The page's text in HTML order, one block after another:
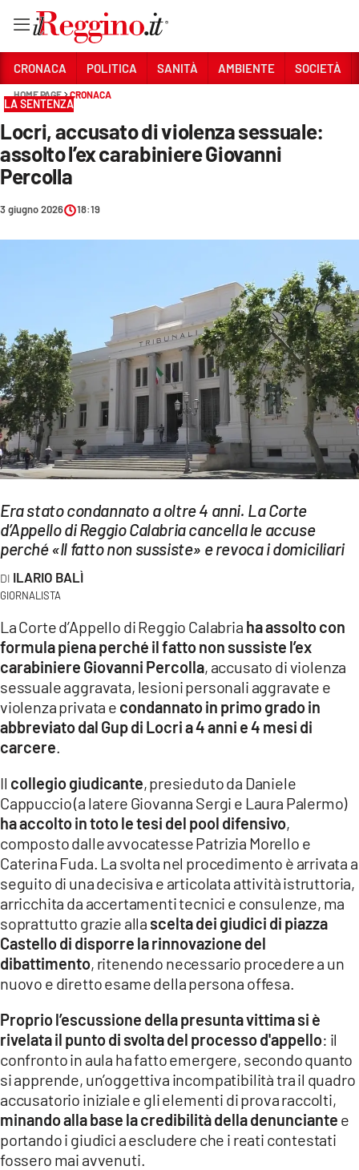
Sezioni
CRONACA
POLITICA
SANITÀ
AMBIENTE
ECONOMIA E LAVORO
EVENTI
SPORT
Streaming
LAC NETWORK
LAC ONAIR
LaC
LACPLAY.IT
LACTV.IT
LACONAIR.IT
LACITYMAG.IT
ILREGGINO.IT
COSENZACHANNEL.IT
ILVIBONESE.IT
CATANZAROCHANNEL.IT
LACAPITALENEWS.IT
App
ANDROID
APPLE
CRONACA POLITICA SANITÀ AMBIENTE SOCIETÀ
HOME PAGE CRONACA
LA SENTENZA
Locri, accusato di violenza sessuale:
assolto l’ex carabiniere Giovanni
Percolla
3 giugno 2026 18:19
Era stato condannato a oltre 4 anni. La Corte
d’Appello di Reggio Calabria cancella le accuse
perché «Il fatto non sussiste» e revoca i domiciliari
ILARIO BALÌ
GIORNALISTA
La Corte d’Appello di Reggio Calabria ha assolto con
formula piena perché il fatto non sussiste l’ex
carabiniere Giovanni Percolla, accusato di violenza
sessuale aggravata, lesioni personali aggravate e
violenza privata e condannato in primo grado in
abbreviato dal Gup di Locri a 4 anni e 4 mesi di
carcere
Il collegio giudicante, presieduto da Daniele
Cappuccio (a latere Giovanna Sergi e Laura Palermo)
ha accolto in toto le tesi del pool difensivo,
composto dalle avvocatesse Patrizia Morello e
Caterina Fuda. La svolta nel procedimento è arrivata a
seguito di una decisiva e articolata attività istruttoria,
arricchita da accertamenti tecnici e consulenze, ma
soprattutto grazie alla scelta dei giudici di piazza
Castello di disporre la rinnovazione del
dibattimento, ritenendo necessario procedere a un
nuovo e diretto esame della persona offesa.
Proprio l’escussione della presunta vittima si è
rivelata il punto di svolta del processo d'appello: il
confronto in aula ha fatto emergere, secondo quanto
si apprende, un’oggettiva incompatibilità tra il quadro
accusatorio iniziale e gli elementi di prova raccolti,
minando alla base la credibilità della denunciante e
portando i giudici a escludere che i reati contestati
fossero mai avvenuti.